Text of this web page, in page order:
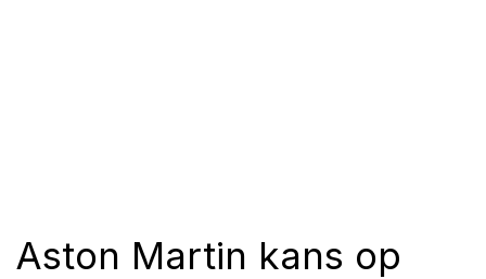
Aston Martin kans op